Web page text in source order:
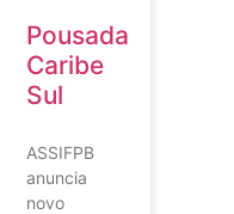
Pousada
Caribe
Sul
ASSIFPB
anuncia
novo